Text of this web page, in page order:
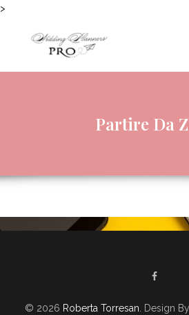
>
Partire Da
© 2026 Roberta Torresan . Design By